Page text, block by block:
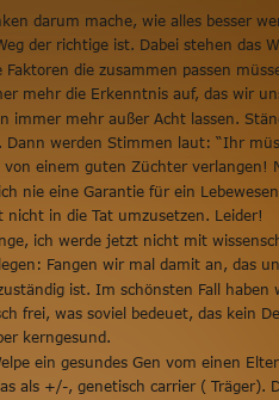
darum mache, wie alles besser
der richtige ist. Dabei stehen das
die zusammen passen
mehr die Erkenntnis auf, das wir
immer mehr außer Acht lassen.
werden Stimmen laut: “Ihr
einem guten Züchter verlangen!
nie eine Garantie für ein
in die Tat umzusetzen. Leider!
ich werde jetzt nicht mit
Fangen wir mal damit an, das
ist. Im schönsten Fall haben
frei, was soviel bedeuet, das kein
kerngesund.
ein gesundes Gen vom einen
als +/-, genetisch carrier ( Träger).